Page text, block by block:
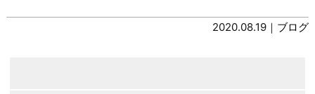
2020.08.19｜ ブログ